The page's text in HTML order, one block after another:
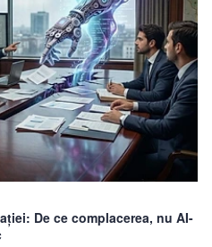
De ce complacerea, nu AI-